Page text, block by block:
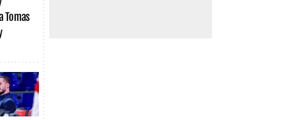
Tomas